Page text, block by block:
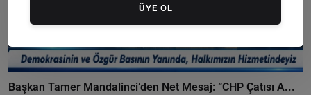
Başkan Tamer Mandalinci’den Net Mesaj: “CHP Çatısı A...
ÜYE OL